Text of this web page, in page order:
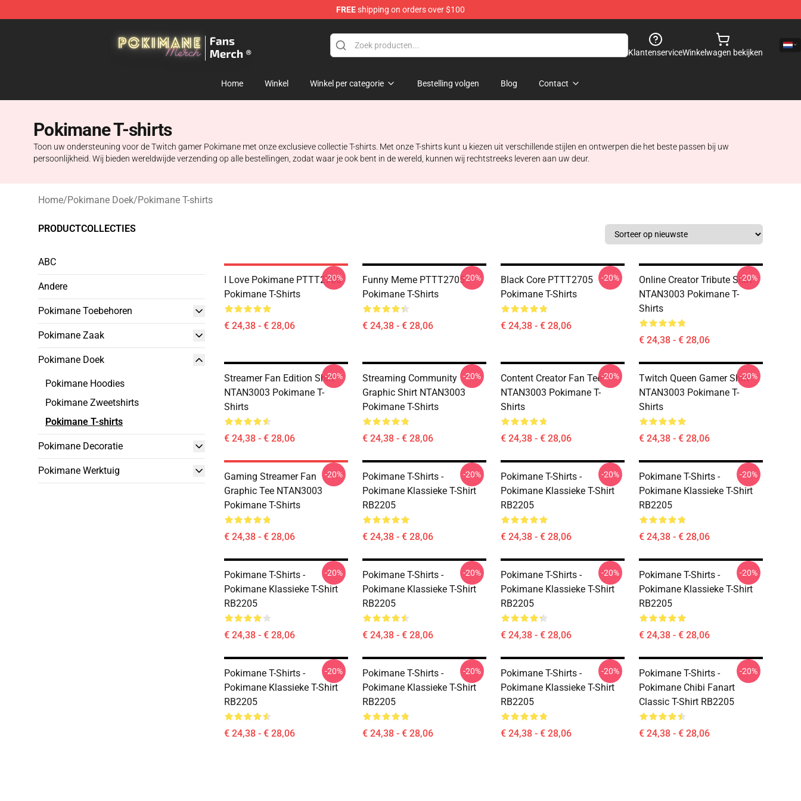
FREEshipping on orders over $100
KlantenserviceWinkelwagen bekijken
Home Winkel Winkel per categorie Bestelling volgen Blog Contact
Pokimane T-shirts
Toon uw ondersteuning voor de Twitch gamer Pokimane met onze exclusieve collectie T-shirts. Met onze T-shirts kunt u kiezen uit verschillende stijlen en ontwerpen die het beste passen bij uw
persoonlijkheid. Wij bieden wereldwijde verzending op alle bestellingen, zodat waar je ook bent in de wereld, kunnen wij rechtstreeks leveren aan uw deur.
Home/Pokimane Doek/Pokimane T-shirts
PRODUCTCOLLECTIES
ABC
Andere
Pokimane Toebehoren
Pokimane Zaak
Pokimane Doek
Pokimane Hoodies
Pokimane Zweetshirts
Pokimane T-shirts
Pokimane Decoratie
Pokimane Werktuig
I Love Pokimane PTTT2705
Pokimane T-Shirts
€ 24,38 - € 28,06
-20%
Funny Meme PTTT2705
Pokimane T-Shirts
€ 24,38 - € 28,06
-20%
Black Core PTTT2705
Pokimane T-Shirts
€ 24,38 - € 28,06
-20%
Online Creator Tribute Shirt
NTAN3003 Pokimane T-
Shirts
€ 24,38 - € 28,06
-20%
Streamer Fan Edition Shirt
NTAN3003 Pokimane T-
Shirts
€ 24,38 - € 28,06
-20%
Streaming Community
Graphic Shirt NTAN3003
Pokimane T-Shirts
€ 24,38 - € 28,06
-20%
Content Creator Fan Tee
NTAN3003 Pokimane T-
Shirts
€ 24,38 - € 28,06
-20%
Twitch Queen Gamer Shirt
NTAN3003 Pokimane T-
Shirts
€ 24,38 - € 28,06
-20%
Gaming Streamer Fan
Graphic Tee NTAN3003
Pokimane T-Shirts
€ 24,38 - € 28,06
-20%
Pokimane T-Shirts -
Pokimane Klassieke T-Shirt
RB2205
€ 24,38 - € 28,06
-20%
Pokimane T-Shirts -
Pokimane Klassieke T-Shirt
RB2205
€ 24,38 - € 28,06
-20%
Pokimane T-Shirts -
Pokimane Klassieke T-Shirt
RB2205
€ 24,38 - € 28,06
-20%
Pokimane T-Shirts -
Pokimane Klassieke T-Shirt
RB2205
€ 24,38 - € 28,06
-20%
Pokimane T-Shirts -
Pokimane Klassieke T-Shirt
RB2205
€ 24,38 - € 28,06
-20%
Pokimane T-Shirts -
Pokimane Klassieke T-Shirt
RB2205
€ 24,38 - € 28,06
-20%
Pokimane T-Shirts -
Pokimane Klassieke T-Shirt
RB2205
€ 24,38 - € 28,06
-20%
Pokimane T-Shirts -
Pokimane Klassieke T-Shirt
RB2205
€ 24,38 - € 28,06
-20%
Pokimane T-Shirts -
Pokimane Klassieke T-Shirt
RB2205
€ 24,38 - € 28,06
-20%
Pokimane T-Shirts -
Pokimane Klassieke T-Shirt
RB2205
€ 24,38 - € 28,06
-20%
Pokimane T-Shirts -
Pokimane Chibi Fanart
Classic T-Shirt RB2205
€ 24,38 - € 28,06
-20%